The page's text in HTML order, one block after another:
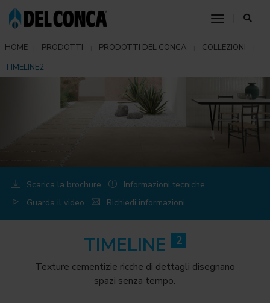
toggle
HOME PRODOTTI PRODOTTI DEL CONCA
COLLEZIONI
TIMELINE2
Scarica la brochure
Informazioni tecniche
Guarda il video
Richiedi informazioni
TIMELINE 2
Texture cementizie ricche di dettagli disegnano
spazi senza tempo.